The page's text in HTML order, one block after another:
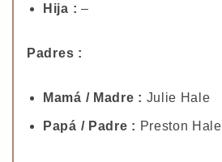
Hija : –
Padres :
Mamá / Madre : Julie Hale
Papá / Padre : Preston Hale